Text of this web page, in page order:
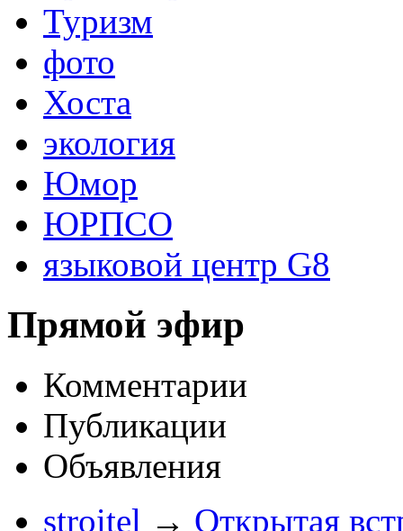
Туризм
фото
Хоста
экология
Юмор
ЮРПСО
языковой центр G8
Прямой эфир
Комментарии
Публикации
Объявления
stroitel → Открытая